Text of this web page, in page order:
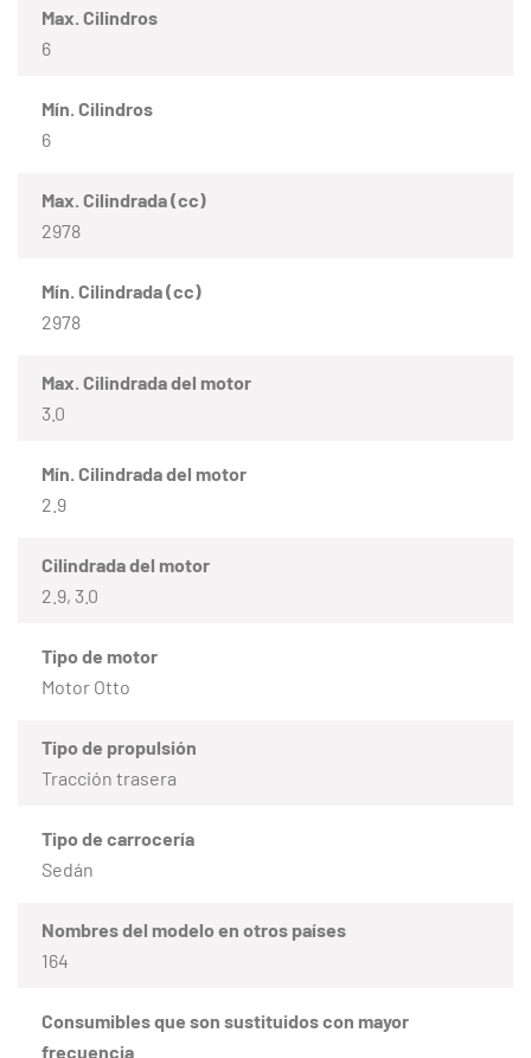
Max. Cilindros
6
Mín. Cilindros
6
Max. Cilindrada (cc)
2978
Mín. Cilindrada (cc)
2978
Max. Cilindrada del motor
3.0
Mín. Cilindrada del motor
2.9
Cilindrada del motor
2.9, 3.0
Tipo de motor
Motor Otto
Tipo de propulsión
Tracción trasera
Tipo de carrocería
Sedán
Nombres del modelo en otros países
164
Consumibles que son sustituidos con mayor
frecuencia